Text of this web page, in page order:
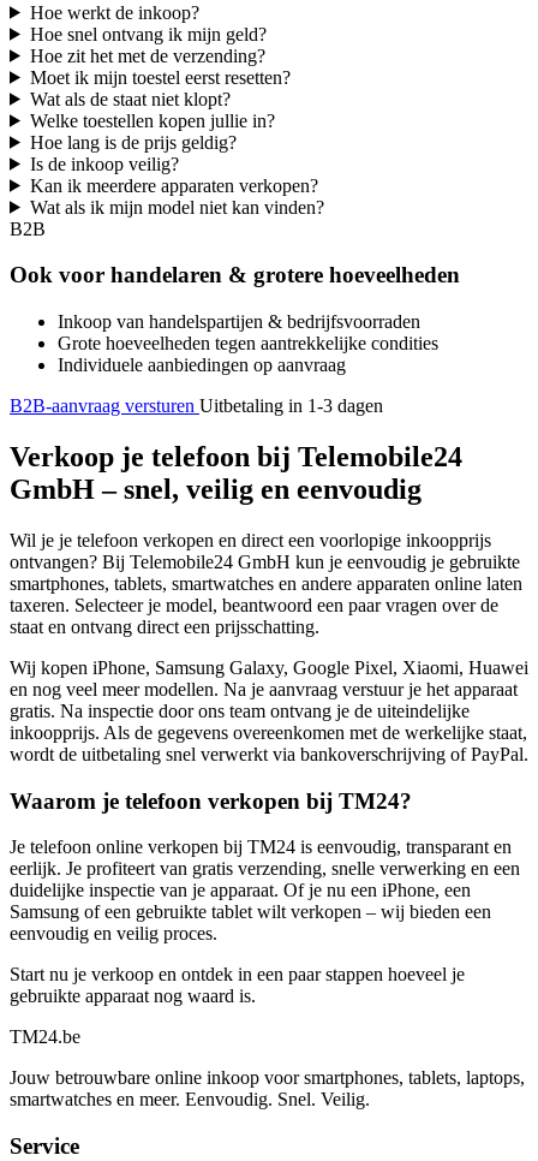
Hoe werkt de inkoop?
Hoe snel ontvang ik mijn geld?
Hoe zit het met de verzending?
Moet ik mijn toestel eerst resetten?
Wat als de staat niet klopt?
Welke toestellen kopen jullie in?
Hoe lang is de prijs geldig?
Is de inkoop veilig?
Kan ik meerdere apparaten verkopen?
Wat als ik mijn model niet kan vinden?
B2B
Ook voor handelaren & grotere hoeveelheden
Inkoop van handelspartijen & bedrijfsvoorraden
Grote hoeveelheden tegen aantrekkelijke condities
Individuele aanbiedingen op aanvraag
B2B-aanvraag versturen Uitbetaling in 1-3 dagen
Verkoop je telefoon bij Telemobile24
GmbH – snel, veilig en eenvoudig
Wil je je telefoon verkopen en direct een voorlopige inkoopprijs
ontvangen? Bij Telemobile24 GmbH kun je eenvoudig je gebruikte
smartphones, tablets, smartwatches en andere apparaten online laten
taxeren. Selecteer je model, beantwoord een paar vragen over de
staat en ontvang direct een prijsschatting.
Wij kopen iPhone, Samsung Galaxy, Google Pixel, Xiaomi, Huawei
en nog veel meer modellen. Na je aanvraag verstuur je het apparaat
gratis. Na inspectie door ons team ontvang je de uiteindelijke
inkoopprijs. Als de gegevens overeenkomen met de werkelijke staat,
wordt de uitbetaling snel verwerkt via bankoverschrijving of PayPal.
Waarom je telefoon verkopen bij TM24?
Je telefoon online verkopen bij TM24 is eenvoudig, transparant en
eerlijk. Je profiteert van gratis verzending, snelle verwerking en een
duidelijke inspectie van je apparaat. Of je nu een iPhone, een
Samsung of een gebruikte tablet wilt verkopen – wij bieden een
eenvoudig en veilig proces.
Start nu je verkoop en ontdek in een paar stappen hoeveel je
gebruikte apparaat nog waard is.
TM24.be
Jouw betrouwbare online inkoop voor smartphones, tablets, laptops,
smartwatches en meer. Eenvoudig. Snel. Veilig.
Service